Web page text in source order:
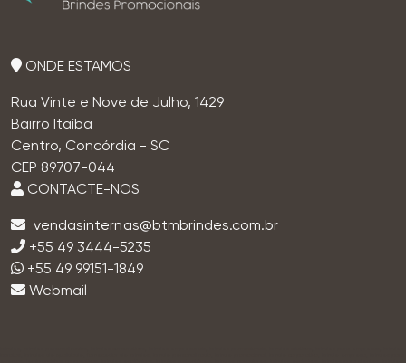
ONDE ESTAMOS
Rua Vinte e Nove de Julho, 1429
Bairro Itaíba
Centro, Concórdia - SC
CEP 89707-044
CONTACTE-NOS
+55 49 3444-5235
+55 49 99151-1849
Webmail